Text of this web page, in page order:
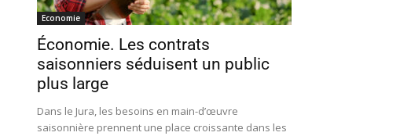
Economie
Économie. Les contrats
saisonniers séduisent un public
plus large
Dans le Jura, les besoins en main-d’œuvre
saisonnière prennent une place croissante dans les